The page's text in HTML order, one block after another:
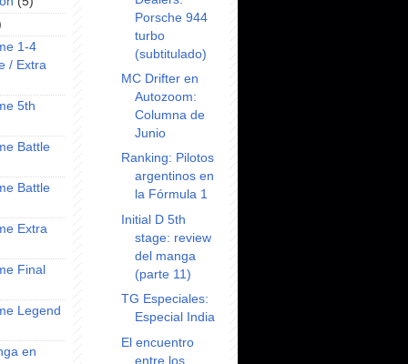
1-4
/ Extra
5th
Battle
Battle
Extra
Final
Legend
en
Porsche 944
turbo
(subtitulado)
MC Drifter en
Autozoom:
Columna de
Junio
Ranking: Pilotos
argentinos en
la Fórmula 1
Initial D 5th
stage: review
del manga
(parte 11)
TG Especiales:
Especial India
El encuentro
entre los